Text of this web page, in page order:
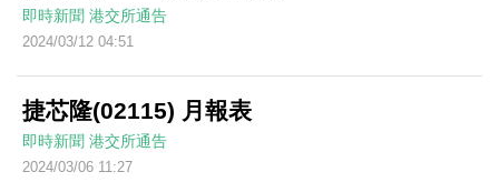
即時新聞 港交所通告
2024/03/12 04:51
捷芯隆(02115) 月報表
即時新聞 港交所通告
2024/03/06 11:27